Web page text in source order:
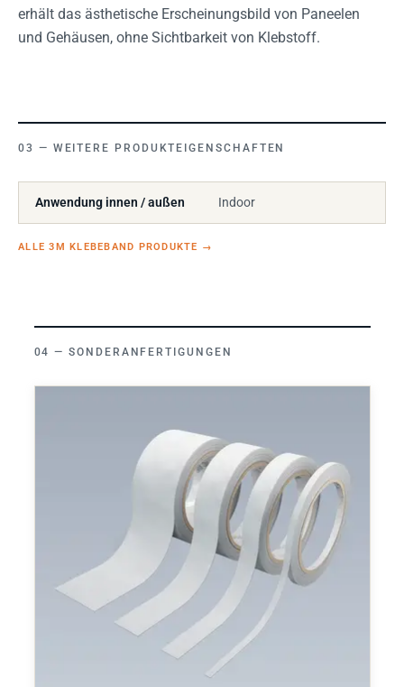
erhält das ästhetische Erscheinungsbild von Paneelen
und Gehäusen, ohne Sichtbarkeit von Klebstoff.
WEITERE PRODUKTEIGENSCHAFTEN
Anwendung innen / außen Indoor
ALLE 3M KLEBEBAND PRODUKTE →
SONDERANFERTIGUNGEN